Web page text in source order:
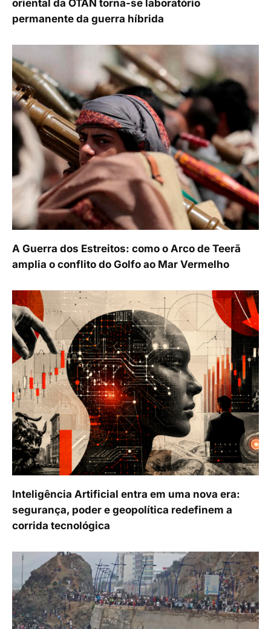
oriental da OTAN torna-se laboratório
permanente da guerra híbrida
A Guerra dos Estreitos: como o Arco de Teerã
amplia o conflito do Golfo ao Mar Vermelho
Inteligência Artificial entra em uma nova era:
segurança, poder e geopolítica redefinem a
corrida tecnológica